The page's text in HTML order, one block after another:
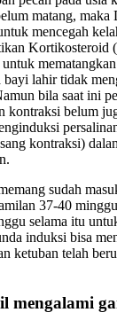
matang, maka
mencegah
Kortikosteroid
lahir tidak
bila saat ini
kontraksi belum
kontraksi)
sudah
37-40
selama itu
induksi bisa
ketuban telah
mengalami